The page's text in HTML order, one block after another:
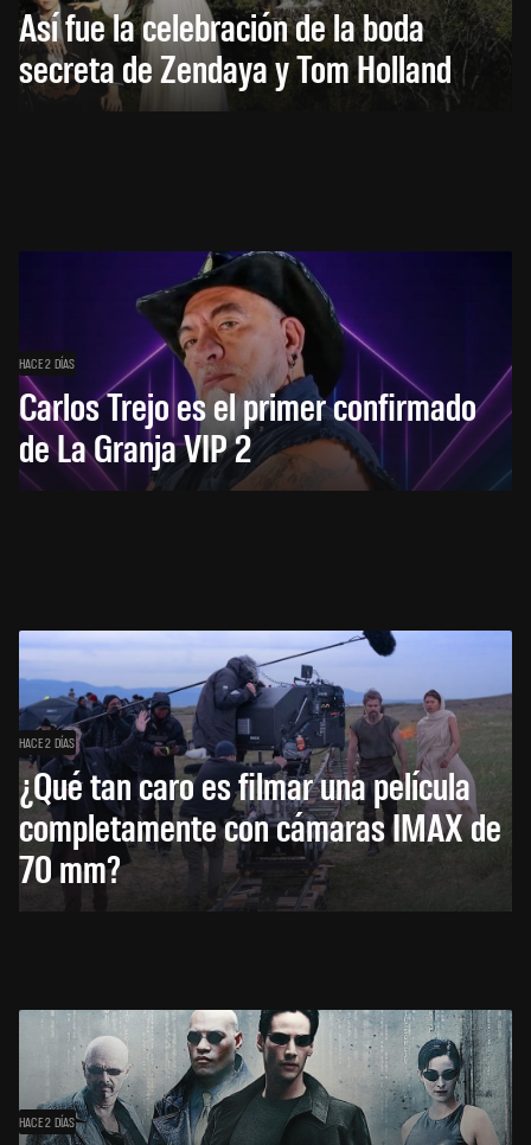
Así fue la celebración de la boda
secreta de Zendaya y Tom Holland
HACE 2 DÍAS
Carlos Trejo es el primer confirmado
de La Granja VIP 2
HACE 2 DÍAS
¿Qué tan caro es filmar una película
completamente con cámaras IMAX de
70 mm?
HACE 2 DÍAS